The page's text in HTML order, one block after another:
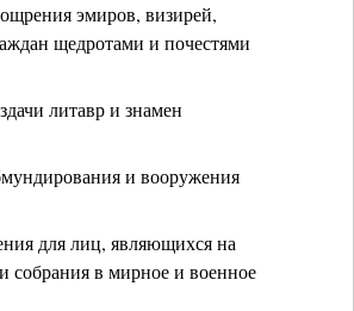
эмиров, визирей,
щедротами и почестями
литавр и знамен
и вооружения
для лиц, являющихся на
собрания в мирное и военное